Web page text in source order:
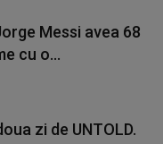
Messi avea 68
cu o...
zi de UNTOLD.